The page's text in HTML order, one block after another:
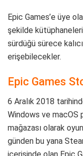
Epic Games’e üye
şekilde
sürdüğü sürece
erişebilecekler.
Epic Games
6 Aralık 2018
Windows ve macOS
mağazası olarak
günden bu yana